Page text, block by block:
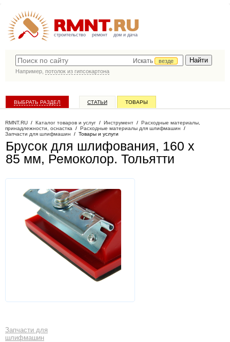
строительство ремонт дом и дача
Искать
везде
Например, потолок из гипсокартона
ВЫБРАТЬ РАЗДЕЛ СТАТЬИ ТОВАРЫ
RMNT.RU / Каталог товаров и услуг / Инструмент / Расходные материалы,
принадлежности, оснастка / Расходные материалы для шлифмашин /
Запчасти для шлифмашин / Товары и услуги
Брусок для шлифования, 160 х
85 мм, Ремоколор. Тольятти
Запчасти для
шлифмашин